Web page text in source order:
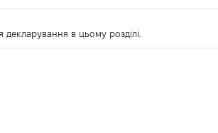
декларування в цьому розділі.